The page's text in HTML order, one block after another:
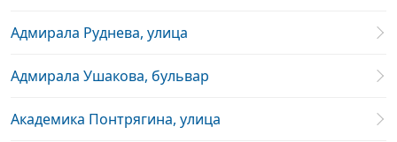
Адмирала Руднева, улица
Адмирала Ушакова, бульвар
Академика Понтрягина, улица